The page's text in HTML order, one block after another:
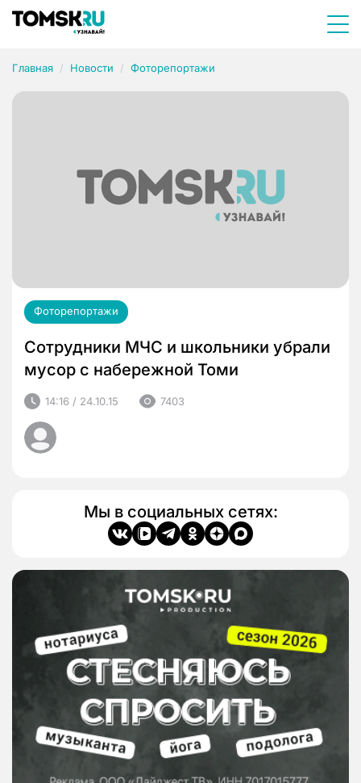
Главная Новости Фоторепортажи
Фоторепортажи
Сотрудники МЧС и школьники убрали
мусор с набережной Томи
14:16 / 24.10.15 7403
Мы в социальных сетях: